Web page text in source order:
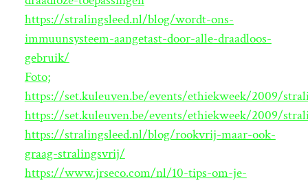
https://stralingsleed.nl/blog/wordt-ons-
immuunsysteem-aangetast-door-alle-draadloos-
gebruik/
Foto;
https://set.kuleuven.be/events/ethiekweek/2009/
https://set.kuleuven.be/events/ethiekweek/2009/
https://stralingsleed.nl/blog/rookvrij-maar-ook-
graag-stralingsvrij/
https://www.jrseco.com/nl/10-tips-om-je-